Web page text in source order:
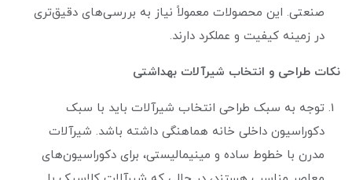
صنعتی. این محصولات معمولاً نیاز به بررسی‌های دقیق‌تری
در زمینه کیفیت و عملکرد دارند.
نکات طراحی و انتخاب شیرآلات بهداشتی
توجه به سبک طراحی انتخاب شیرآلات باید با سبک
دکوراسیون داخلی خانه هماهنگی داشته باشد. شیرآلات
مدرن با خطوط ساده و مینیمالیستی، برای دکوراسیون‌های